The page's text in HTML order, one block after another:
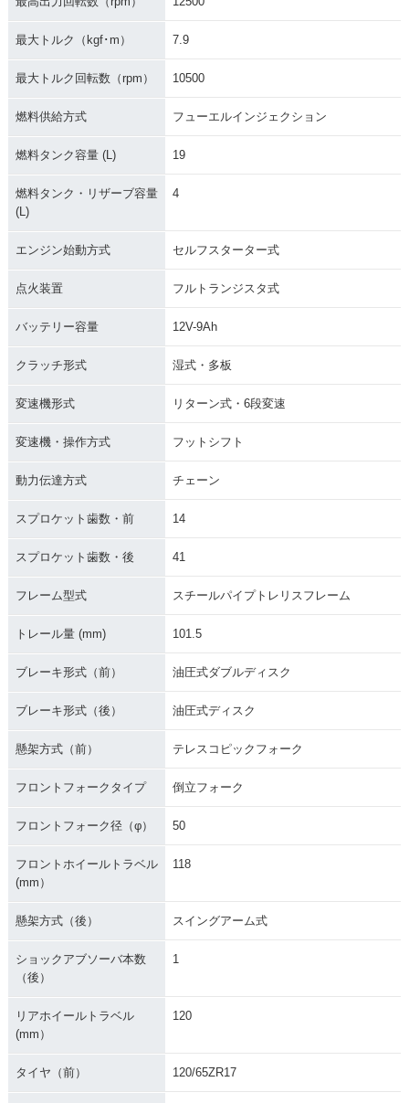
最大トルク（kgf･m） 7.9
最大トルク回転数（rpm） 10500
燃料供給方式 フューエルインジェクション
燃料タンク容量 (L) 19
燃料タンク・リザーブ容量
(L)
4
エンジン始動方式 セルフスターター式
点火装置 フルトランジスタ式
バッテリー容量 12V-9Ah
クラッチ形式 湿式・多板
変速機形式 リターン式・6段変速
変速機・操作方式 フットシフト
動力伝達方式 チェーン
スプロケット歯数・前 14
スプロケット歯数・後 41
フレーム型式 スチールパイプトレリスフレーム
トレール量 (mm) 101.5
ブレーキ形式（前） 油圧式ダブルディスク
ブレーキ形式（後） 油圧式ディスク
懸架方式（前） テレスコピックフォーク
フロントフォークタイプ 倒立フォーク
フロントフォーク径（φ） 50
フロントホイールトラベル
(mm）
118
懸架方式（後） スイングアーム式
ショックアブソーバ本数
（後）
1
リアホイールトラベル
(mm）
120
タイヤ（前） 120/65ZR17